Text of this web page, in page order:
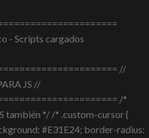
- Scripts cargados
//
JS //
/*
también */ /* .custom-cursor {
#E31E24; border-radius: